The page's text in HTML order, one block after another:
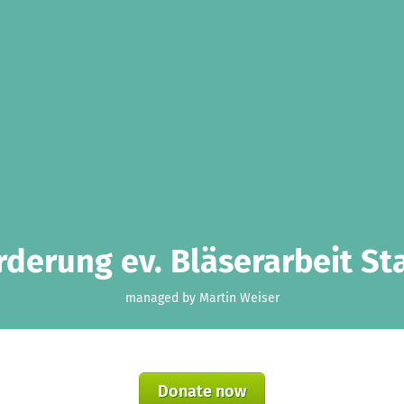
ev. Bläserarbeit
managed by Martin Weiser
Donate now